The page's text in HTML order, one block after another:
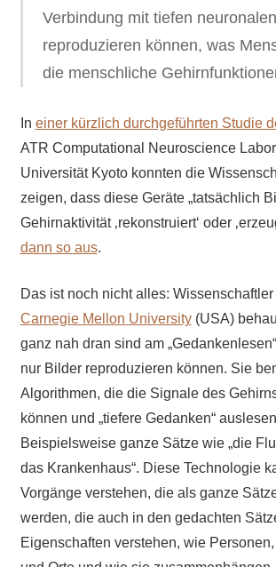
Verbindung mit tiefen
reproduzieren können, was
die menschliche
In einer kürzlich durchgeführten Studie
ATR Computational Neuroscience
Universität Kyoto konnten die
zeigen, dass diese Geräte „tatsächlich
Gehirnaktivität ‚rekonstruiert‘ oder
dann so aus.
Das ist noch nicht alles: Wissenschaftler
Carnegie Mellon University(USA)
ganz nah dran sind am
nur Bilder reproduzieren können. Sie
Algorithmen, die die Signale des
können und „tiefere Gedanken“
Beispielsweise ganze Sätze wie „die
das Krankenhaus“. Diese Technologie
Vorgänge verstehen, die als ganze
werden, die auch in den gedachten
Eigenschaften verstehen, wie